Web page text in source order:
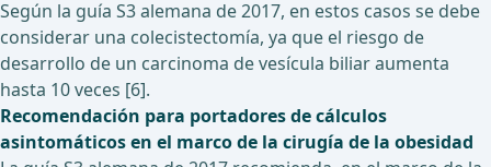
Según la guía S3 alemana de 2017, en estos casos se debe
considerar una colecistectomía, ya que el riesgo de
desarrollo de un carcinoma de vesícula biliar aumenta
hasta 10 veces [6].
Recomendación para portadores de cálculos
asintomáticos en el marco de la cirugía de la obesidad